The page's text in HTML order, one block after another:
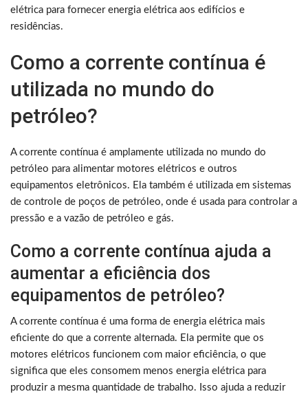
elétrica para fornecer energia elétrica aos edifícios e
residências.
Como a corrente contínua é
utilizada no mundo do
petróleo?
A corrente contínua é amplamente utilizada no mundo do
petróleo para alimentar motores elétricos e outros
equipamentos eletrônicos. Ela também é utilizada em sistemas
de controle de poços de petróleo, onde é usada para controlar a
pressão e a vazão de petróleo e gás.
Como a corrente contínua ajuda a
aumentar a eficiência dos
equipamentos de petróleo?
A corrente contínua é uma forma de energia elétrica mais
eficiente do que a corrente alternada. Ela permite que os
motores elétricos funcionem com maior eficiência, o que
significa que eles consomem menos energia elétrica para
produzir a mesma quantidade de trabalho. Isso ajuda a reduzir